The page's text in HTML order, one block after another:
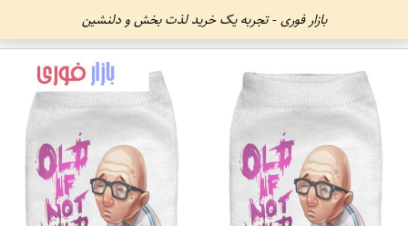
بازار فوری - تجربه یک خرید لذت بخش و دلنشین